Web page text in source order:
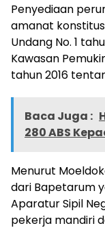
Penyediaan
amanat
Undang No. 1
Kawasan
tahun 2016
Baca Juga :
280 ABS
Menurut
dari Bapetarum
Aparatur Sipil
pekerja mandiri